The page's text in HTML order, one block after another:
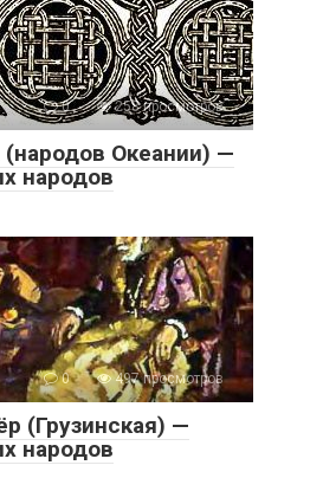
0 258 просмотров
(народов Океании) —
народов
0 497 просмотров
(Грузинская) —
народов